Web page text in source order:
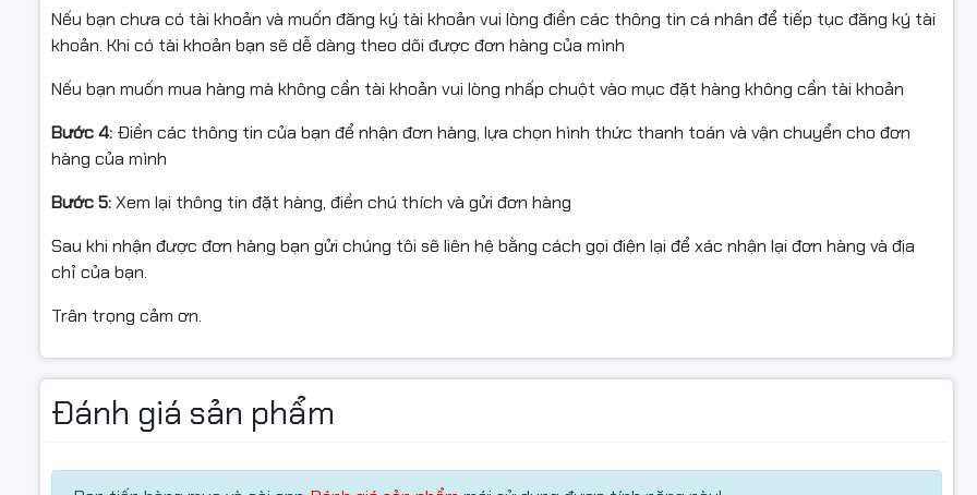
bus RAM hỗ trợ đến 3200MHz theo chuẩn JEDEC.
sử dụng nhiều ứng dụng cùng lúc như làm việc văn phòng, học online, lướt web hoặc giải trí đa phương tiện.
Nếu bạn chưa có tài khoản và muốn đăng ký tài khoản vui lòng điền các thông tin cá nhân để tiếp tục đăng ký tài
khoản. Khi có tài khoản bạn sẽ dễ dàng theo dõi được đơn hàng của mình
Nếu bạn muốn mua hàng mà không cần tài khoản vui lòng nhấp chuột vào mục đặt hàng không cần tài khoản
Bước 4: Điền các thông tin của bạn để nhận đơn hàng, lựa chọn hình thức thanh toán và vận chuyển cho đơn
hàng của mình
Bước 5:Xem lại thông tin đặt hàng, điền chú thích và gửi đơn hàng
Sau khi nhận được đơn hàng bạn gửi chúng tôi sẽ liên hệ bằng cách gọi điện lại để xác nhận lại đơn hàng và địa
chỉ của bạn.
Trân trọng cảm ơn.
Đánh giá sản phẩm